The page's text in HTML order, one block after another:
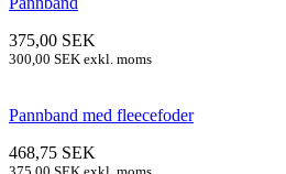
375,00 SEK
300,00 SEK exkl. moms
Pannband med fleecefoder
468,75 SEK